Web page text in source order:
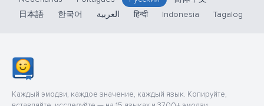
日本語
한국어 العربية हिन्दी Indonesia Tagalog
Каждый эмодзи, каждое значение, каждый язык. Копируйте,